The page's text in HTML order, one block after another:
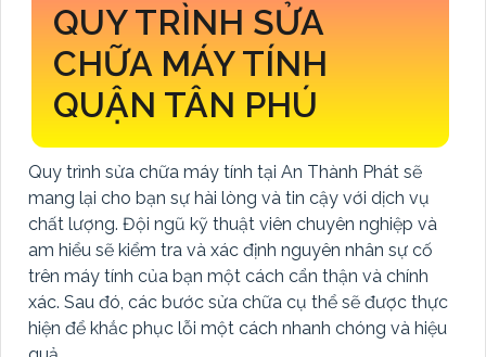
QUY TRÌNH SỬA
CHỮA MÁY TÍNH
QUẬN TÂN PHÚ
Quy trình sửa chữa máy tính tại An Thành Phát sẽ
mang lại cho bạn sự hài lòng và tin cậy với dịch vụ
chất lượng. Đội ngũ kỹ thuật viên chuyên nghiệp và
am hiểu sẽ kiểm tra và xác định nguyên nhân sự cố
trên máy tính của bạn một cách cẩn thận và chính
xác. Sau đó, các bước sửa chữa cụ thể sẽ được thực
hiện để khắc phục lỗi một cách nhanh chóng và hiệu